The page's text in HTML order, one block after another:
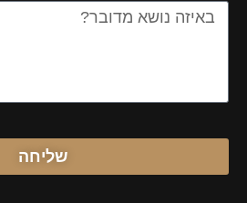
Message
שליחה